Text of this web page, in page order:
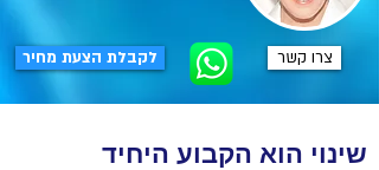
צרו קשר לקבלת הצעת מחיר
שינוי הוא הקבוע היחיד